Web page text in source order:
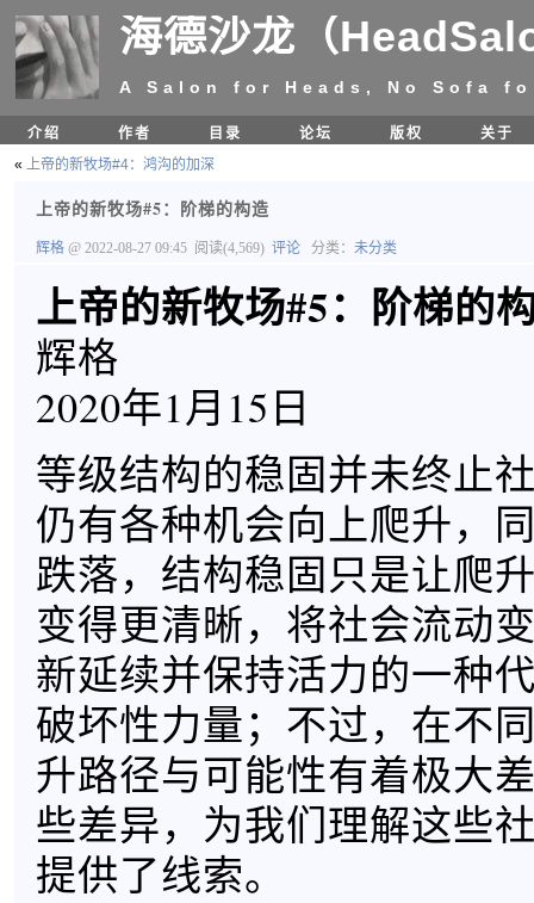
海德沙龙（
A Salon for Heads, No Sofa
介绍 作者 目录 论坛 版权
关于
« 上帝的新牧场#4：鸿沟的加深
上帝的新牧场#5：阶梯的构造
辉格 @ 2022-08-27 09:45 阅读(4,569) 评论 分类： 未分类
上帝的新牧场#5：阶梯的
辉格
2020年1月15日
等级结构的稳固并未终止
仍有各种机会向上爬升，
跌落，结构稳固只是让爬
变得更清晰，将社会流动
新延续并保持活力的一种
破坏性力量；不过，在不
升路径与可能性有着极大
些差异，为我们理解这些
提供了线索。